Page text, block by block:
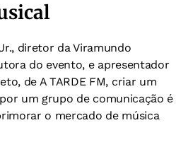
diretor da Viramundo
do evento, e apresentador
de A TARDE FM, criar um
um grupo de comunicação é
o mercado de música